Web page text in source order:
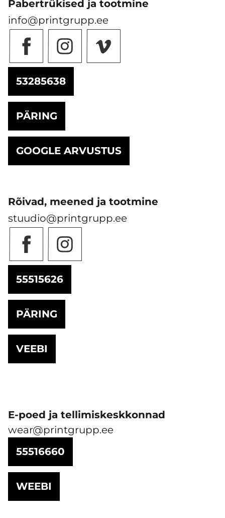
Pabertrükised ja tootmine
info@printgrupp.ee
53285638
PÄRING
GOOGLE ARVUSTUS
Rõivad, meened ja tootmine
stuudio@printgrupp.ee
55515626
PÄRING
VEEBI
E-poed ja tellimiskeskkonnad
wear@printgrupp.ee
55516660
WEEBI